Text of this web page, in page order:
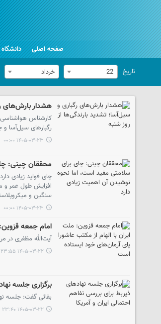
صفحه اصلی دانشگاه
تاریخ 22 خرداد
هشدار بارش‌های
رگبارهای سیل‌آسا
۱۴۰۵-۰۳-۲۳ ۰۰:۰۰
محققان چینی:
چای فواید زیادی
افزایش طول عمر و
سنگین و
۱۴۰۵-۰۳-۲۳ ۰۰:۰۰
امام جمعه
آیت‌الله مظفری در
۱۴۰۵-۰۳-۲۲ ۲۳:۵۵
برگزاری جلسه
بقائی گفت: جلسه
۱۴۰۵-۰۳-۲۲ ۲۳:۴۰